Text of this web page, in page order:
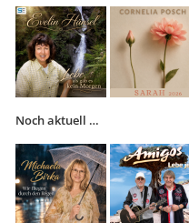
Noch aktuell …